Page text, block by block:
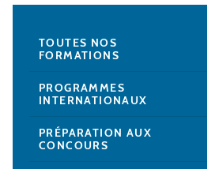
TOUTES NOS
FORMATIONS
PROGRAMMES
INTERNATIONAUX
PRÉPARATION AUX
CONCOURS